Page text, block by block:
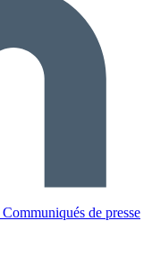
Communiqués de presse